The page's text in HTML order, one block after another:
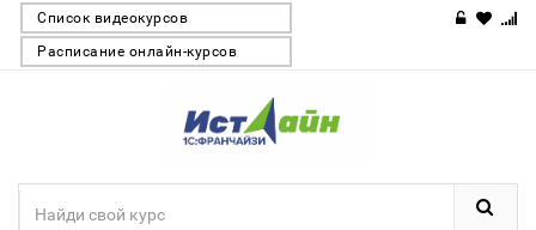
Список видеокурсов
Расписание онлайн-курсов